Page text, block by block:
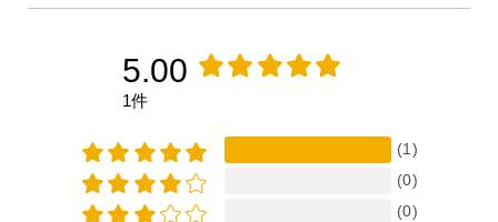
5.00
1件
(1)
(0)
(0)